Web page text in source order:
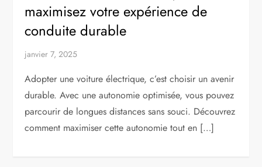
maximisez votre expérience de
conduite durable
janvier 7, 2025
Adopter une voiture électrique, c’est choisir un avenir
durable. Avec une autonomie optimisée, vous pouvez
parcourir de longues distances sans souci. Découvrez
comment maximiser cette autonomie tout en […]